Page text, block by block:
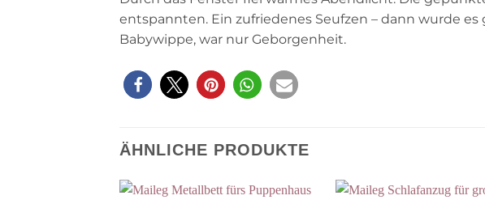
entspannten. Ein zufriedenes Seufzen – dann wurde
Babywippe, war nur Geborgenheit.
ÄHNLICHE PRODUKTE